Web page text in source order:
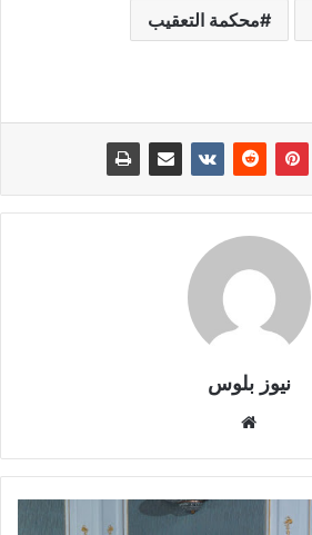
محكمة التعقيب
نيوز بلوس